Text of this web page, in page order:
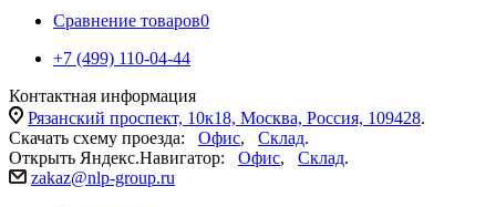
Сравнение товаров0
+7 (499) 110-04-44
Контактная информация
Рязанский проспект, 10к18, Москва, Россия, 109428.
Скачать схему проезда: Офис, Склад.
Открыть Яндекс.Навигатор: Офис, Склад.
zakaz@nlp-group.ru